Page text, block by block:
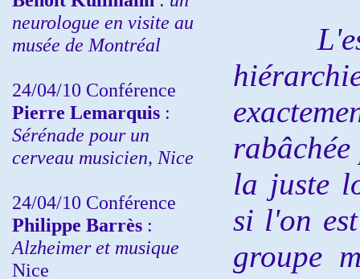
neurologue en visite au
musée de Montréal
24/04/10 Conférence
Pierre Lemarquis :
Sérénade pour un
cerveau musicien, Nice
24/04/10 Conférence
Philippe Barrès :
Alzheimer et musique
Nice
la juste
si l'on
groupe